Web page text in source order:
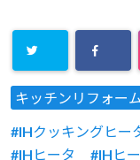
キッチンリフォーム
IHクッキングヒー
IHヒータ
IHヒ